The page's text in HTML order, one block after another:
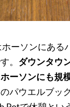
ーソンにある
。 ダウンタウ
ーソンにも規
パウエルブッ